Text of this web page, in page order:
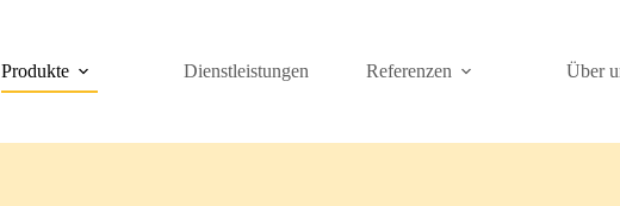
Produkte Dienstleistungen Referenzen Über